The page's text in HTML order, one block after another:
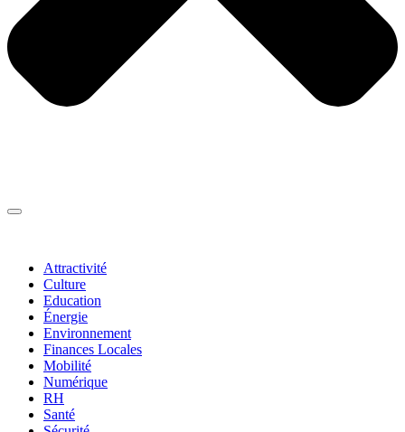
Attractivité
Culture
Education
Énergie
Environnement
Finances Locales
Mobilité
Numérique
RH
Santé